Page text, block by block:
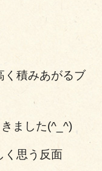
く積みあがるブ
ました(^_^)
く思う反面